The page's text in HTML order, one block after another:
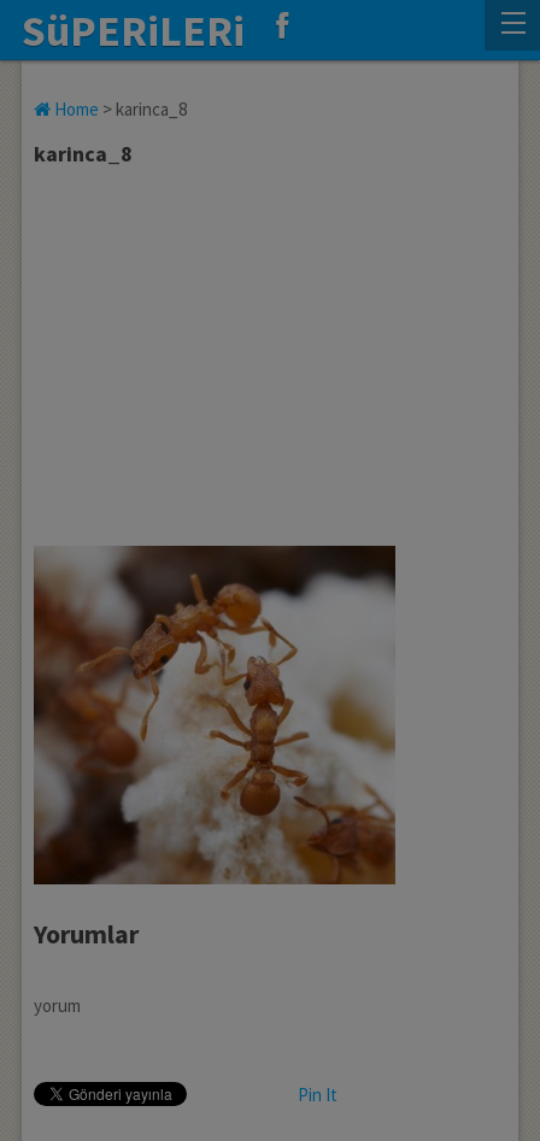
SüPERiLERi
Home > karinca_8
karinca_8
Yorumlar
yorum
Pin It